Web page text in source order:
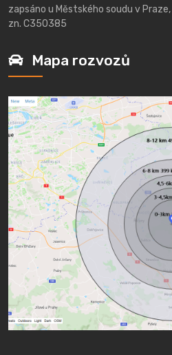
zapsáno u Městského soudu v Praze,
zn. C350385
Mapa rozvozů